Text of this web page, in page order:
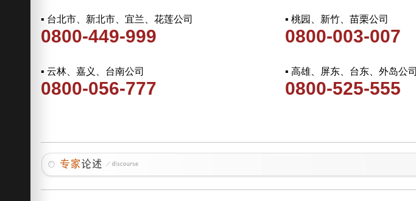
▪ 台北市、新北市、宜兰、花莲公司
0800-449-999
▪ 桃园、新竹、苗栗公司
0800-003-007
▪ 云林、嘉义、台南公司
0800-056-777
▪ 高雄、屏东、台东、外岛公司
0800-525-555